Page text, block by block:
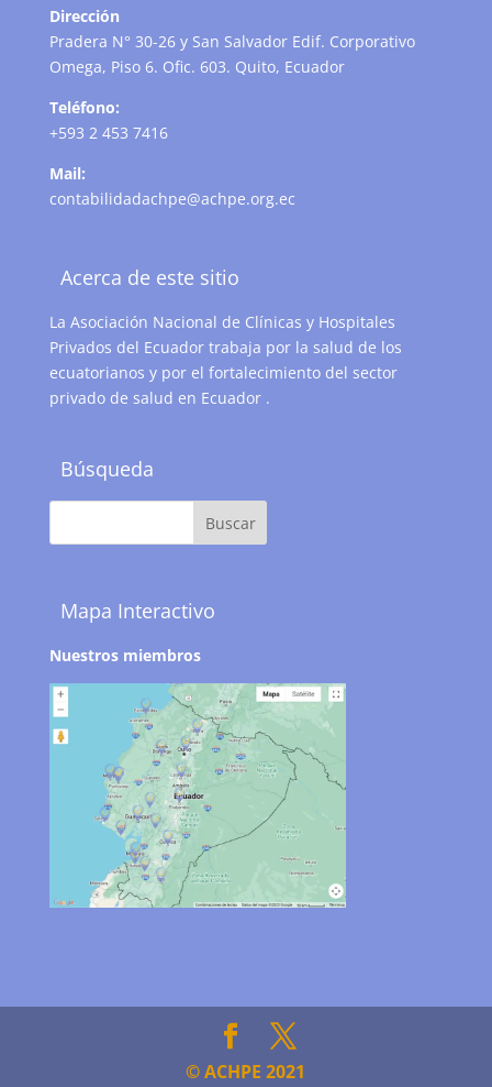
Dirección
Pradera N° 30-26 y San Salvador Edif. Corporativo
Omega, Piso 6. Ofic. 603. Quito, Ecuador
Teléfono:
+593 2 453 7416
Mail:
contabilidadachpe@achpe.org.ec
Acerca de este sitio
La Asociación Nacional de Clínicas y Hospitales
Privados del Ecuador trabaja por la salud de los
ecuatorianos y por el fortalecimiento del sector
privado de salud en Ecuador .
Búsqueda
Mapa Interactivo
Nuestros miembros
© ACHPE 2021